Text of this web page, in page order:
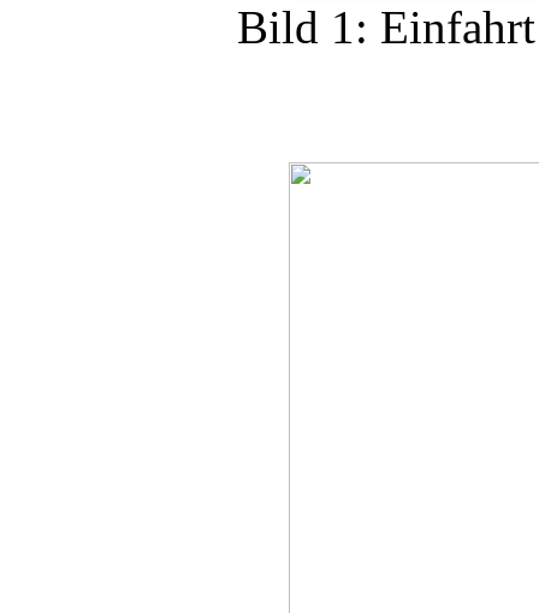
Bild 1: